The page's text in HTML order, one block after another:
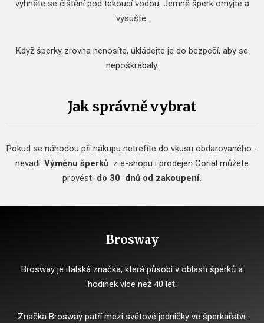
vyhněte se čištění pod tekoucí vodou. Jemně šperk omyjte a
vysušte.
Když šperky zrovna nenosíte, ukládejte je do bezpečí, aby se
nepoškrábaly.
Jak správně vybrat
Pokud se náhodou při nákupu netrefíte do vkusu obdarovaného -
nevadí. Výměnu šperků z e-shopu i prodejen Corial můžete
provést do 30 dnů od zakoupení.
Brosway
Brosway je italská značka, která působí v oblasti šperků a
hodinek více než 40 let.
Značka Brosway patří mezi světové jedničky ve šperkařství.